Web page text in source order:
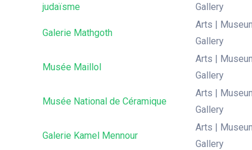
judaïsme
Gallery
Galerie Mathgoth
Arts |
Gallery
Musée Maillol
Arts |
Gallery
Musée National de Céramique
Arts |
Gallery
Galerie Kamel Mennour
Arts |
Gallery